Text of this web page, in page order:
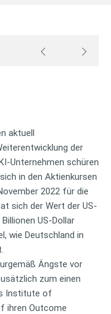
aktuell
der
Unternehmen schüren
in den Aktienkursen
2022 für die
sich der Wert der US-
US-Dollar
wie Deutschland in
Ängste vor
zum einen
Institute of
ihren Outcome